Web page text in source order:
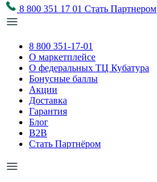
8 800 351 17 01 Стать Партнером
8 800 351-17-01
О маркетплейсе
О федеральных ТЦ Кубатура
Бонусные баллы
Акции
Доставка
Гарантия
Блог
B2B
Стать Партнёром